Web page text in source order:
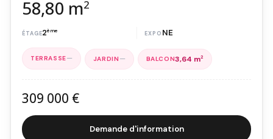
58,80 m2
2ème NE
— — 3,64 m2
309 000 €
Demande d'information